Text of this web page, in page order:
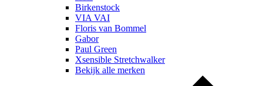
Birkenstock
VIA VAI
Floris van Bommel
Gabor
Paul Green
Xsensible Stretchwalker
Bekijk alle merken